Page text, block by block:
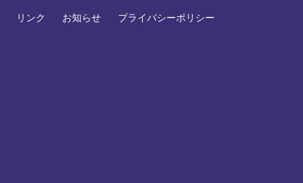
リンク お知らせ プライバシーポリシー